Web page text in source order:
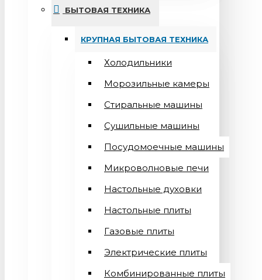
БЫТОВАЯ ТЕХНИКА
КРУПНАЯ БЫТОВАЯ ТЕХНИКА
Холодильники
Морозильные камеры
Стиральные машины
Сушильные машины
Посудомоечные машины
Микроволновые печи
Настольные духовки
Настольные плиты
Газовые плиты
Электрические плиты
Комбинированные плиты